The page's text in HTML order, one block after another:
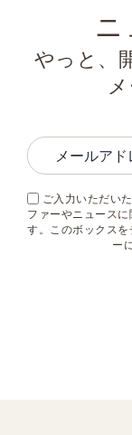
やっと、
ご入力いただい
ファーやニュース
す。このボックス
ー